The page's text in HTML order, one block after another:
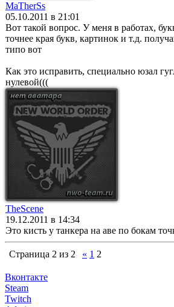
MaTherSs
05.10.2011 в 21:01
Вот такой вопрос. У меня в работах,
точнее края букв, картинок и т.д.
типо вот
Как это исправить, специально юзал
нулевой(((
TheScene
19.12.2011 в 14:34
Это кисть у танкера на аве по бокам
Страница 2 из 2 « 1 2
Вконтакте
Steam
Twitch